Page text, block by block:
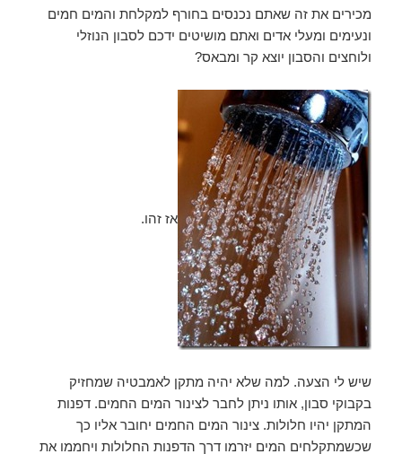
מכירים את זה שאתם נכנסים בחורף למקלחת והמים חמים
ונעימים ומעלי אדים ואתם מושיטים ידכם לסבון הנוזלי
ולוחצים והסבון יוצא קר ומבאס?
אז זהו.
שיש לי הצעה. למה שלא יהיה מתקן לאמבטיה שמחזיק
בקבוקי סבון, אותו ניתן לחבר לצינור המים החמים. דפנות
המתקן יהיו חלולות. צינור המים החמים יחובר אליו כך
שכשמתקלחים המים יזרמו דרך הדפנות החלולות ויחממו את